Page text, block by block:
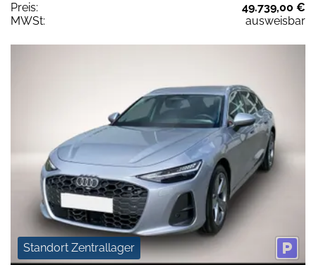
Preis:
49.739,00 €
MWSt:
ausweisbar
Standort Zentrallager